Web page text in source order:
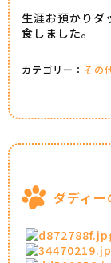
生涯お預かりダ
食しました。
カテゴリー： その
ダディ